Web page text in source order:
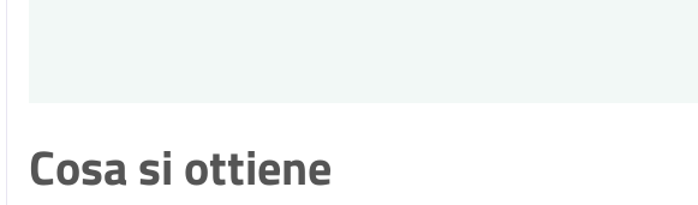
Cosa si ottiene